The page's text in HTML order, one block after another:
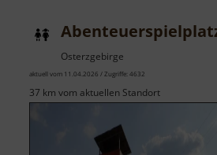
Osterzgebirge
aktuell vom 11.04.2026 / Zugriffe: 4632
37 km vom aktuellen Standort